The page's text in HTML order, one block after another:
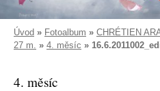
Úvod » Fotoalbum » CHRÉTIEN
27 m. » 4. měsíc »
4. měsíc